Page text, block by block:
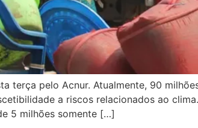
terça pelo Acnur. Atualmente, 90
a riscos relacionados ao
5 milhões somente […]